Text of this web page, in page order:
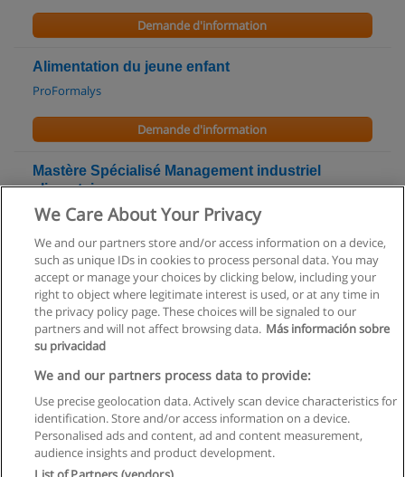
Demande d'information
Alimentation du jeune enfant
ProFormalys
Demande d'information
Mastère Spécialisé Management industriel
alimentaire
AgroParisTech - Institut des sciences et industries du vivant et
Demande d'information
Règles d'utilisation
Confidentialité des données
Contacter Educaedu
We Care About Your Privacy
We and our partners store and/or access information on a device,
such as unique IDs in cookies to process personal data. You may
accept or manage your choices by clicking below, including your
right to object where legitimate interest is used, or at any time in
the privacy policy page. These choices will be signaled to our
partners and will not affect browsing data. Más información sobre
su privacidad
We and our partners process data to provide:
Use precise geolocation data. Actively scan device characteristics for
identification. Store and/or access information on a device.
Personalised ads and content, ad and content measurement,
audience insights and product development.